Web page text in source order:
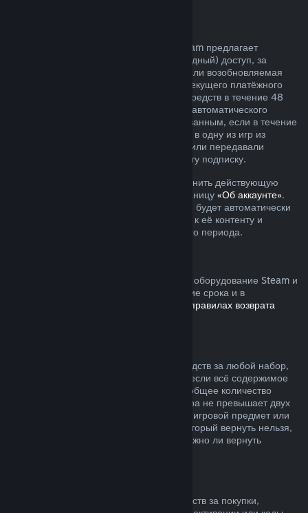
Для определённого контента и услуг Steam предлагает
периодический (ежемесячный или ежегодный) доступ, за
который взимается регулярная плата. Если возобновляемая
подписка не использовалась в течение текущего платёжного
периода, вы можете запросить возврат средств в течение 48
часов с момента покупки или с момента автоматического
продления. Контент считается использованным, если в течение
текущего платёжного периода вы играли в одну из игр из
подписки либо использовали, изменяли или передавали
преимущества или скидки, входящие в эту подписку.
Обратите внимание, что вы можете отменить действующую
подписку в любое время, перейдя на станицу «Об аккаунте».
После отмены ваша подписка больше не будет автоматически
продлеваться, но у вас останется доступ к её контенту и
преимуществам до окончания платёжного периода.
Вы можете запросить возврат средств за оборудование Steam и
аксессуары, купленные в Steam, в течение срока и в
правилах возврата
Вы можете получить полный возврат средств за любой набор,
купленный в магазине Steam, но только если всё содержимое
набора находится на вашем аккаунте и общее количество
времени пользования товарами из набора не превышает двух
часов. Если к набору прилагается внутриигровой предмет или
дополнительный контент, средства за который вернуть нельзя,
при оформлении покупки вы узнаете, можно ли вернуть
Valve не может предложить возврат средств за покупки,